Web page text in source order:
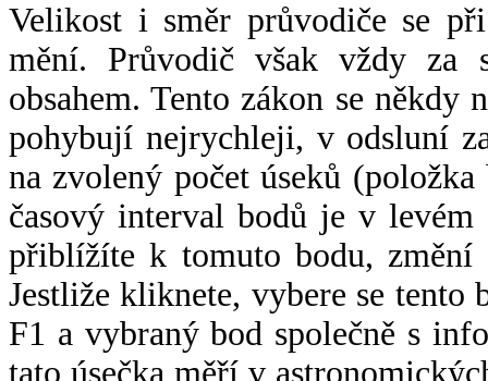
Velikost i směr průvodiče se
mění. Průvodič však vždy za
obsahem. Tento zákon se někdy
pohybují nejrychleji, v odsluní
na zvolený počet úseků
časový interval bodů je v
přiblížíte k tomuto bodu,
Jestliže kliknete, vybere se tento
F1 a vybraný bod společně s
tato úsečka měří v